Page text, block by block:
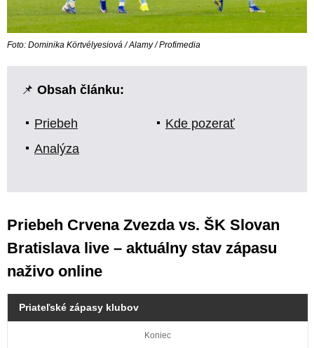
Foto: Dominika Körtvélyesiová / Alamy / Profimedia
📌 Obsah článku:
Priebeh
Kde pozerať
Analýza
Priebeh Crvena Zvezda vs. ŠK Slovan
Bratislava live – aktuálny stav zápasu
naživo online
Priateľské zápasy klubov
Koniec